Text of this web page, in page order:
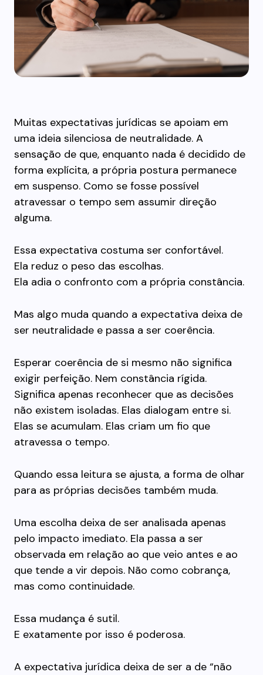
Muitas expectativas jurídicas se apoiam em
uma ideia silenciosa de neutralidade. A
sensação de que, enquanto nada é decidido de
forma explícita, a própria postura permanece
em suspenso. Como se fosse possível
atravessar o tempo sem assumir direção
alguma.
Essa expectativa costuma ser confortável.
Ela reduz o peso das escolhas.
Ela adia o confronto com a própria constância.
Mas algo muda quando a expectativa deixa de
ser neutralidade e passa a ser coerência.
Esperar coerência de si mesmo não significa
exigir perfeição. Nem constância rígida.
Significa apenas reconhecer que as decisões
não existem isoladas. Elas dialogam entre si.
Elas se acumulam. Elas criam um fio que
atravessa o tempo.
Quando essa leitura se ajusta, a forma de olhar
para as próprias decisões também muda.
Uma escolha deixa de ser analisada apenas
pelo impacto imediato. Ela passa a ser
observada em relação ao que veio antes e ao
que tende a vir depois. Não como cobrança,
mas como continuidade.
Essa mudança é sutil.
E exatamente por isso é poderosa.
A expectativa jurídica deixa de ser a de “não